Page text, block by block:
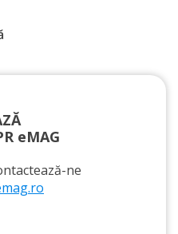
eMAG
ne